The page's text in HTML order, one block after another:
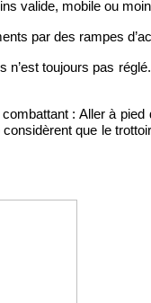
valide, mobile ou
par des rampes
toujours pas
: Aller à
que le